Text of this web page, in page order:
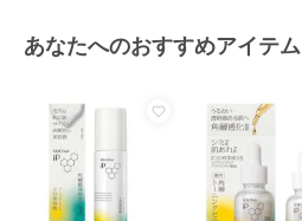
あなたへのおすすめアイテム